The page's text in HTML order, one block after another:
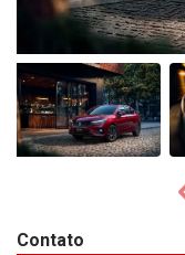
Contato